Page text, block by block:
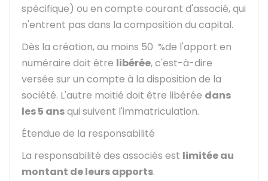
spécifique) ou en compte courant d'associé, qui
n'entrent pas dans la composition du capital.
Dès la création, au moins 50 %de l'apport en
numéraire doit être libérée, c'est-à-dire
versée sur un compte à la disposition de la
société. L'autre moitié doit être libérée dans
les 5 ansqui suivent l'immatriculation.
Étendue de la responsabilité
La responsabilité des associés est limitée au
montant de leurs apports.